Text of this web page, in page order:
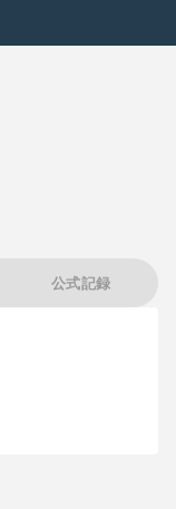
公式記録